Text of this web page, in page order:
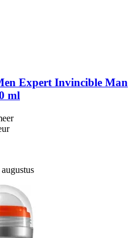
Expert Invincible Man
ml